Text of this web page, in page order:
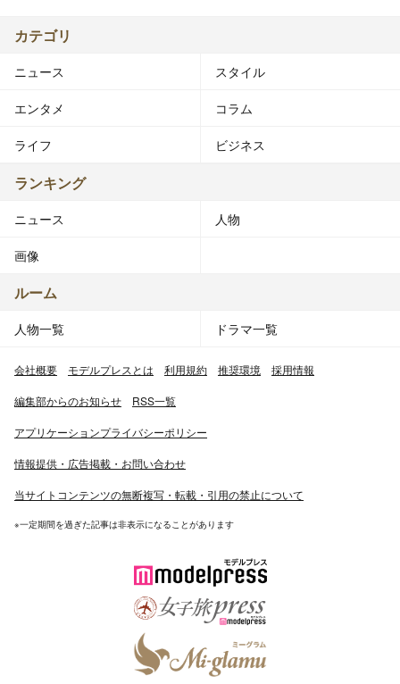
カテゴリ
ニュース スタイル
エンタメ コラム
ライフ ビジネス
ランキング
ニュース 人物
画像
ルーム
人物一覧 ドラマ一覧
会社概要 モデルプレスとは 利用規約 推奨環境 採用情報
編集部からのお知らせ RSS一覧
アプリケーションプライバシーポリシー
情報提供・広告掲載・お問い合わせ
当サイトコンテンツの無断複写・転載・引用の禁止について
※一定期間を過ぎた記事は非表示になることがあります